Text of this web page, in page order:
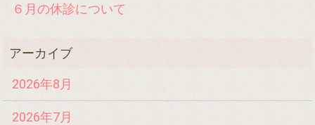
６月の休診について
2026年8月
2026年7月